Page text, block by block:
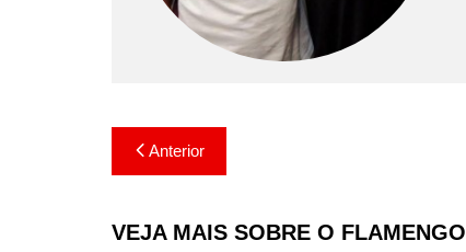
Navegação
de
Post
Anterior
VEJA MAIS SOBRE O FLAMENGO